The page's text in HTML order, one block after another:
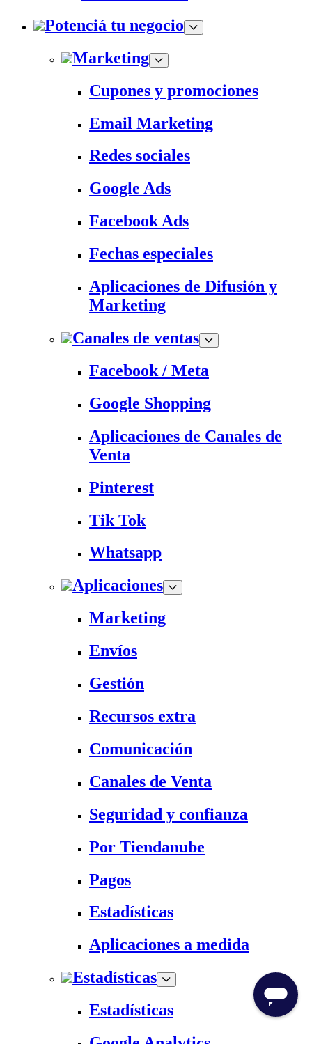
Potenciá tu negocio
Marketing
Cupones y promociones
Email Marketing
Redes sociales
Google Ads
Facebook Ads
Fechas especiales
Aplicaciones de Difusión y
Marketing
Canales de ventas
Facebook / Meta
Google Shopping
Aplicaciones de Canales de
Venta
Pinterest
Tik Tok
Whatsapp
Aplicaciones
Marketing
Envíos
Gestión
Recursos extra
Comunicación
Canales de Venta
Seguridad y confianza
Por Tiendanube
Pagos
Estadísticas
Aplicaciones a medida
Estadísticas
Estadísticas